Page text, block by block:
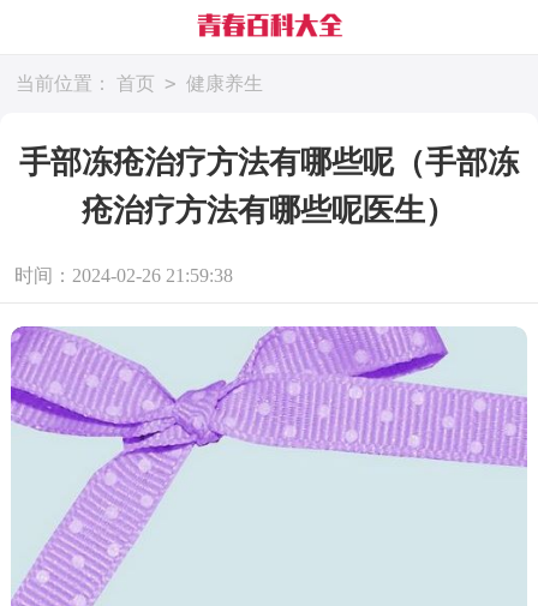
当前位置： 首页 > 健康养生
手部冻疮治疗方法有哪些呢（手部冻
疮治疗方法有哪些呢医生）
时间：2024-02-26 21:59:38